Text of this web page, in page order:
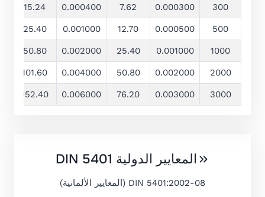
300
0.000300
7.62
0.000400
15.24
500
0.000500
12.70
0.001000
25.40
1000
0.001000
25.40
0.002000
50.80
2000
0.002000
50.80
0.004000
101.60
3000
0.003000
76.20
0.006000
152.40
المعايير الدولية DIN 5401
DIN 5401:2002-08 (المعايير الألمانية)